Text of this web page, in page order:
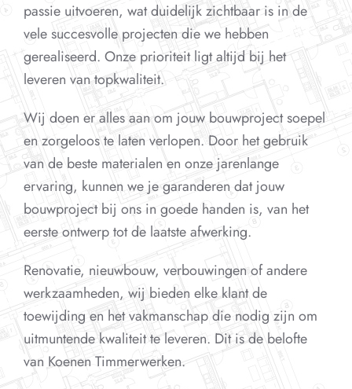
passie uitvoeren, wat duidelijk zichtbaar is in de
vele succesvolle projecten die we hebben
gerealiseerd. Onze prioriteit ligt altijd bij het
leveren van topkwaliteit.
Wij doen er alles aan om jouw bouwproject soepel
en zorgeloos te laten verlopen. Door het gebruik
van de beste materialen en onze jarenlange
ervaring, kunnen we je garanderen dat jouw
bouwproject bij ons in goede handen is, van het
eerste ontwerp tot de laatste afwerking.
Renovatie, nieuwbouw, verbouwingen of andere
werkzaamheden, wij bieden elke klant de
toewijding en het vakmanschap die nodig zijn om
uitmuntende kwaliteit te leveren. Dit is de belofte
van Koenen Timmerwerken.